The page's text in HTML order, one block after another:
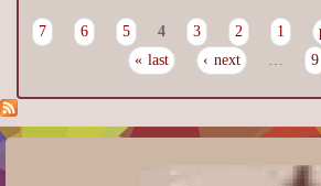
1
2
3
4
5
6
7
9
…
next ›
last »